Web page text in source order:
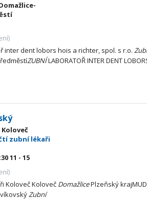
inter dent lobors hois a richter, spol. s r.o.
ZUBNÍLABORATOŘ INTER DENT
Koloveč
zubní lékaři
11 - 15
Koloveč Koloveč DomažlicePlzeňský
Zubní